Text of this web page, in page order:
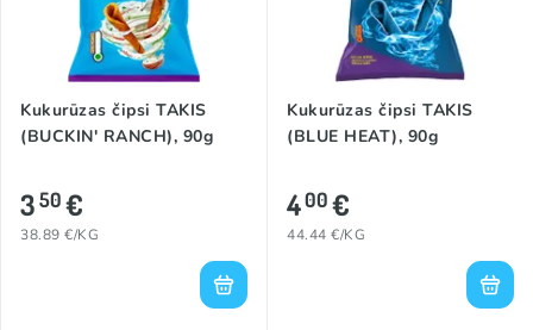
Kukurūzas čipsi TAKIS
(BUCKIN' RANCH), 90g
350€
38.89 €/KG
Kukurūzas čipsi TAKIS
(BLUE HEAT), 90g
400€
44.44 €/KG